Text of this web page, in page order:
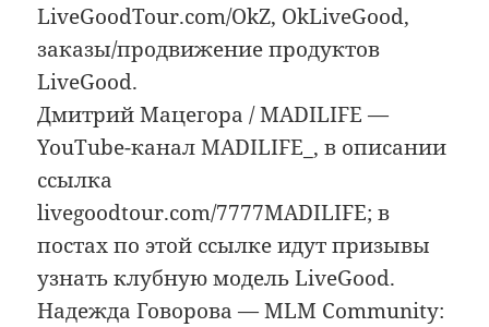
LiveGoodTour.com/OkZ, OkLiveGood,
заказы/продвижение продуктов
LiveGood.
Дмитрий Мацегора / MADILIFE —
YouTube-канал MADILIFE_, в описании
ссылка
livegoodtour.com/7777MADILIFE; в
постах по этой ссылке идут призывы
узнать клубную модель LiveGood.
Надежда Говорова — MLM Community: